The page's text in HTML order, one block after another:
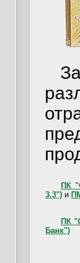
ПК
3.3") и
ПК
Банк")